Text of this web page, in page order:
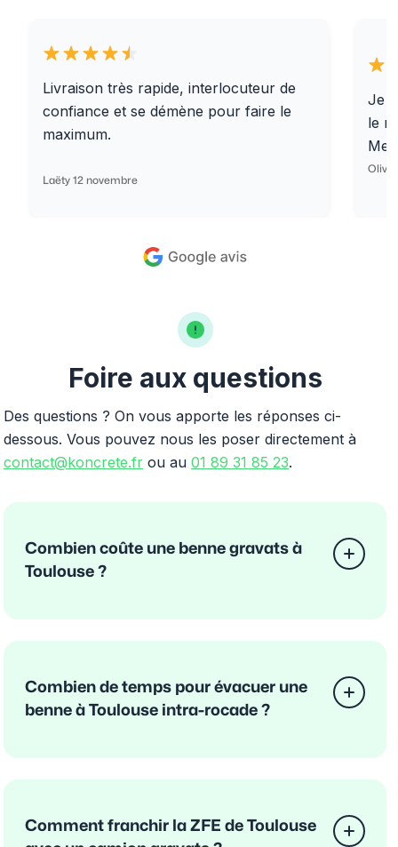
Livraison très rapide, interlocuteur de
confiance et se démène pour faire le
maximum.
Laëty 12 novembre
Je
le
Foire aux questions
Des questions ? On vous apporte les réponses ci-
dessous. Vous pouvez nous les poser directement à
contact@koncrete.fr ou au 01 89 31 85 23.
Combien coûte une benne gravats à
Toulouse ?
Combien de temps pour évacuer une
benne à Toulouse intra-rocade ?
Comment franchir la ZFE de Toulouse